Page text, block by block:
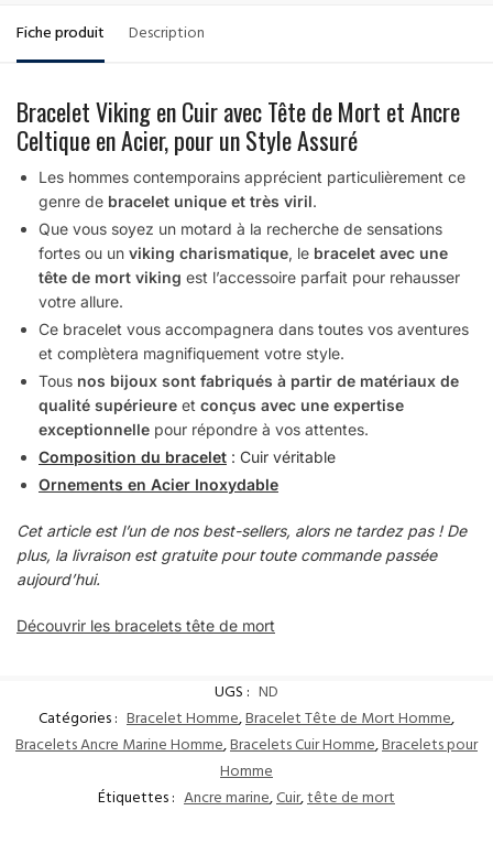
Fiche produit Description
Bracelet Viking en Cuir avec Tête de Mort et Ancre
Celtique en Acier, pour un Style Assuré
Les hommes contemporains apprécient particulièrement ce
genre de bracelet unique et très viril.
Que vous soyez un motard à la recherche de sensations
fortes ou un viking charismatique, le bracelet avec une
tête de mort viking est l’accessoire parfait pour rehausser
votre allure.
Ce bracelet vous accompagnera dans toutes vos aventures
et complètera magnifiquement votre style.
Tous nos bijoux sont fabriqués à partir de matériaux de
qualité supérieure et conçus avec une expertise
exceptionnelle pour répondre à vos attentes.
Composition du bracelet : Cuir véritable
Ornements en Acier Inoxydable
Cet article est l’un de nos best-sellers, alors ne tardez pas ! De
plus, la livraison est gratuite pour toute commande passée
aujourd’hui.
Découvrir les bracelets tête de mort
UGS : ND
Catégories : Bracelet Homme,Bracelet Tête de Mort Homme,
Bracelets Ancre Marine Homme,Bracelets Cuir Homme,Bracelets pour
Homme
Étiquettes : Ancre marine,Cuir,tête de mort